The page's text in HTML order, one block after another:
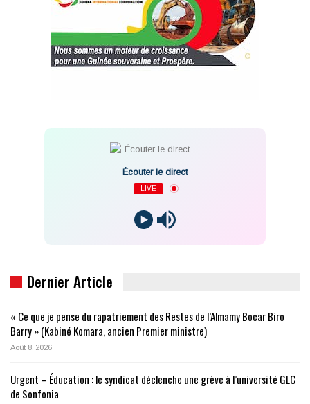
Écouter le direct
LIVE
Dernier Article
« Ce que je pense du rapatriement des Restes de l’Almamy Bocar Biro
Barry » (Kabiné Komara, ancien Premier ministre)
Août 8, 2026
Urgent – Éducation : le syndicat déclenche une grève à l’université GLC
de Sonfonia